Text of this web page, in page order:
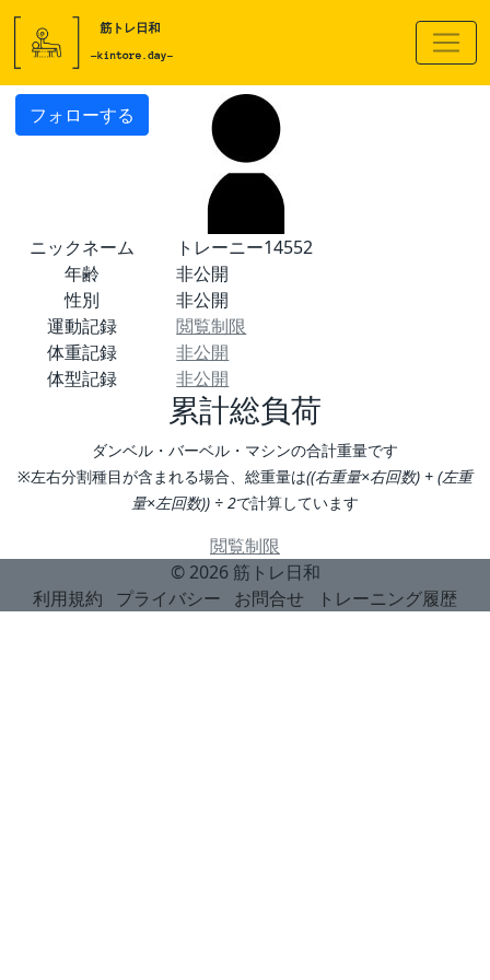
フォローする
ニックネーム
トレーニー14552
年齢
非公開
性別
非公開
運動記録
閲覧制限
体重記録
非公開
体型記録
非公開
累計総負荷
ダンベル・バーベル・マシンの合計重量です
※左右分割種目が含まれる場合、総重量は((右重量×右回数) + (左重
量×左回数)) ÷ 2で計算しています
閲覧制限
© 2026 筋トレ日和
利用規約
プライバシー お問合せ トレーニング履歴